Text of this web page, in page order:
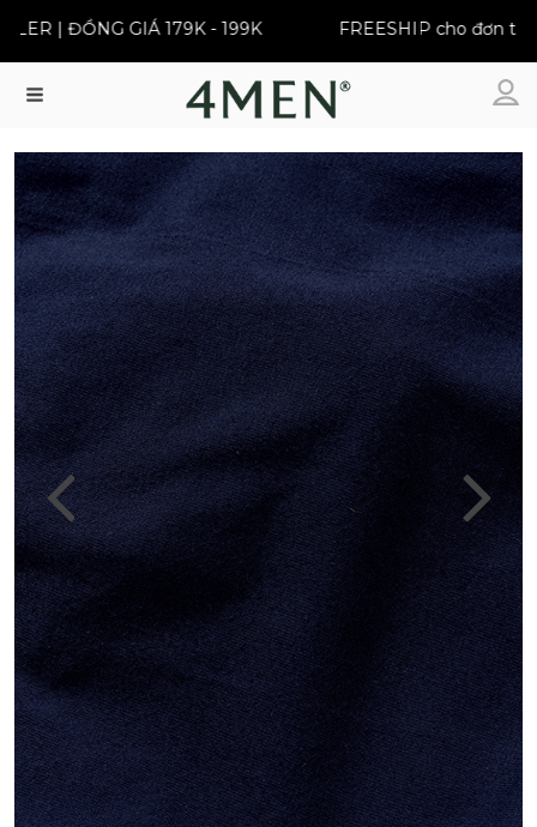
| ĐỒNG GIÁ 179K - 199K FREESHIP cho đơn từ